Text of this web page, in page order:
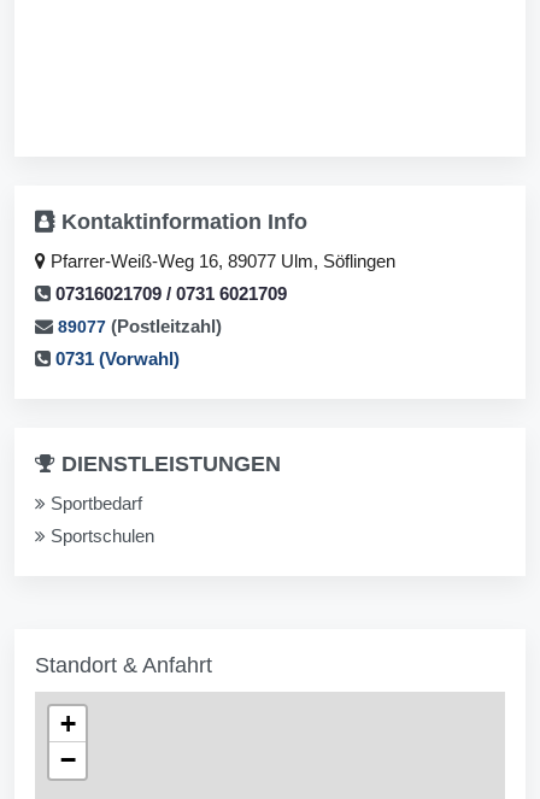
Kontaktinformation Info
Pfarrer-Weiß-Weg 16, 89077 Ulm, Söflingen
07316021709 / 0731 6021709
89077 (Postleitzahl)
0731 (Vorwahl)
DIENSTLEISTUNGEN
Sportbedarf
Sportschulen
Standort & Anfahrt
+
−